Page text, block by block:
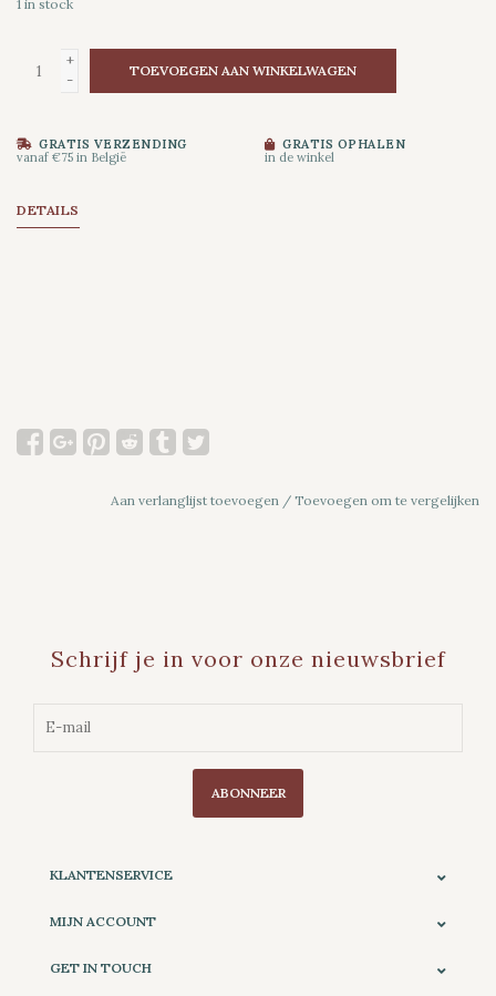
1 in stock
+
-
TOEVOEGEN AAN WINKELWAGEN
GRATIS VERZENDING
vanaf €75 in België
GRATIS OPHALEN
in de winkel
DETAILS
Aan verlanglijst toevoegen / Toevoegen om te vergelijken
Schrijf je in voor onze nieuwsbrief
ABONNEER
KLANTENSERVICE
MIJN ACCOUNT
GET IN TOUCH